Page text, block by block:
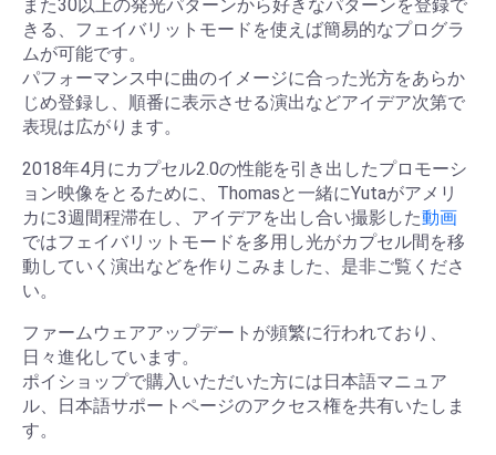
また30以上の発光パターンから好きなパターンを登録で
きる、フェイバリットモードを使えば簡易的なプログラ
ムが可能です。
パフォーマンス中に曲のイメージに合った光方をあらか
じめ登録し、順番に表示させる演出などアイデア次第で
表現は広がります。
2018年4月にカプセル2.0の性能を引き出したプロモーシ
ョン映像をとるために、Thomasと一緒にYutaがアメリ
カに3週間程滞在し、アイデアを出し合い撮影した動画
ではフェイバリットモードを多用し光がカプセル間を移
動していく演出などを作りこみました、是非ご覧くださ
い。
ファームウェアアップデートが頻繁に行われており、
日々進化しています。
ポイショップで購入いただいた方には日本語マニュア
ル、日本語サポートページのアクセス権を共有いたしま
す。